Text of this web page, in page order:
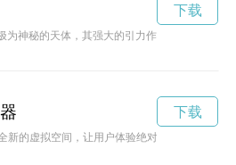
为神秘的天体，其强大的引力作用力被人们称
下载
新的虚拟空间，让用户体验绝对黑暗、神秘的虚
下载